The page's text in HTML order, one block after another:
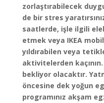
zorlaştırabilecek
de bir stres
saatlerde, işle ilgili
etmek veya IKEA
yıldırabilen veya
aktivitelerden
bekliyor olacaktır.
öncesine dek yoğun
programınız akşam